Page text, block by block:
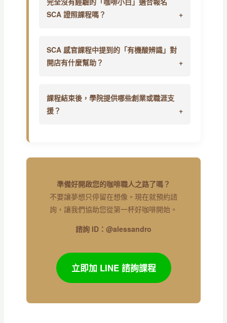
SCA 證照課程嗎？
SCA 感官課程中提到的「有機酸辨識」對
開店有什麼幫助？
課程結束後，學院提供哪些創業或職涯支
援？
準備好開啟您的咖啡職人之路了嗎？
不要讓夢想只停留在想像。現在就預約諮
詢，讓我們協助您從第一杯好咖啡開始。
諮詢 ID：@alessandro
立即加 LINE 諮詢課程